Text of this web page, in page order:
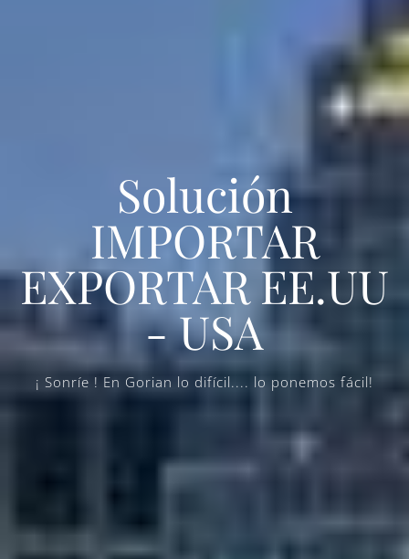
Solución
IMPORTAR
EXPORTAR EE.UU
- USA
¡ Sonríe ! En Gorian lo difícil.... lo ponemos fácil!